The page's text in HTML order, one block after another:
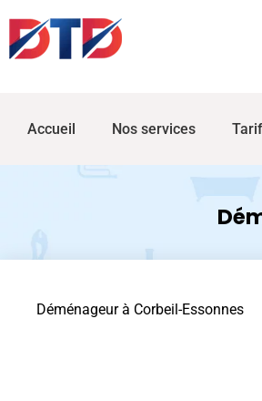
Accueil Nos services
Déménageur à Corbeil-Essonnes